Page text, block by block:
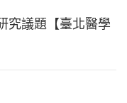
究議題【臺北醫學